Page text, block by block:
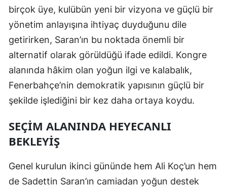
Zonguldak
Aksaray
Bayburt
Karaman
Kırıkkale
Ardahan
birçok üye, kulübün yeni bir vizyona ve güçlü bir
yönetim anlayışına ihtiyaç duyduğunu dile
getirirken, Saran’ın bu noktada önemli bir
alternatif olarak görüldüğü ifade edildi. Kongre
alanında hâkim olan yoğun ilgi ve kalabalık,
Fenerbahçe’nin demokratik yapısının güçlü bir
şekilde işlediğini bir kez daha ortaya koydu.
SEÇIM ALANINDA HEYECANLI
BEKLEYIŞ
Genel kurulun ikinci gününde hem Ali Koç’un hem
de Sadettin Saran’ın camiadan yoğun destek